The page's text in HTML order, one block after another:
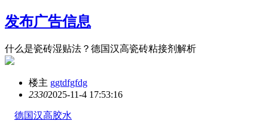
发布广告信息
什么是瓷砖湿贴法？德国汉高瓷砖粘接剂解析
楼主 ggtdfgfdg
23302025-11-4 17:53:16
德国汉高胶水